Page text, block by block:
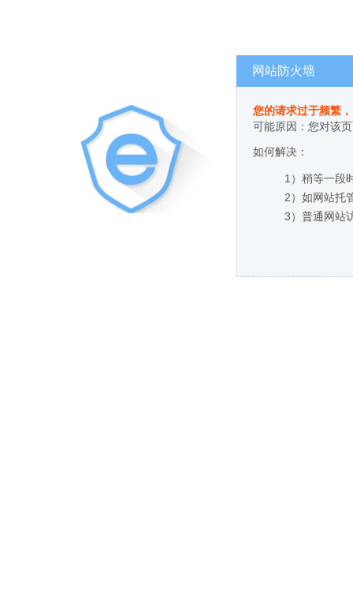
网站防火墙
您的请求过于频繁
可能原因：您对该
如何解决：
1）稍等一段
2）如网站托
3）普通网站